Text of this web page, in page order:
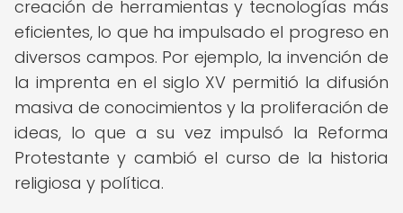
creación de herramientas y tecnologías más
eficientes, lo que ha impulsado el progreso en
diversos campos. Por ejemplo, la invención de
la imprenta en el siglo XV permitió la difusión
masiva de conocimientos y la proliferación de
ideas, lo que a su vez impulsó la Reforma
Protestante y cambió el curso de la historia
religiosa y política.